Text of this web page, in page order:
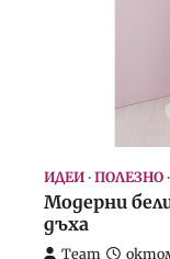
ИДЕИ ПОЛЕЗНО
Модерни
дъха
Team